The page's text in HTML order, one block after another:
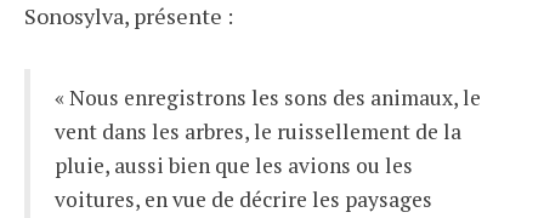
Sonosylva, présente :
« Nous enregistrons les sons des animaux, le
vent dans les arbres, le ruissellement de la
pluie, aussi bien que les avions ou les
voitures, en vue de décrire les paysages